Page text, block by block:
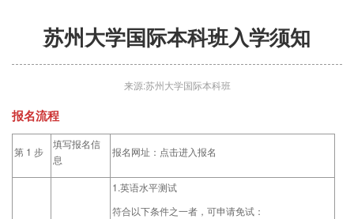
苏州大学国际本科班入学须知
来源:苏州大学国际本科班
报名流程
第 1 步
填写报名信
息
报名网址： 点击进入报名
1.英语水平测试
符合以下条件之一者，可申请免试：